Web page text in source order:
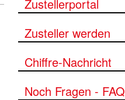
Zustellerportal
Zusteller werden
Chiffre-Nachricht
Noch Fragen - FAQ